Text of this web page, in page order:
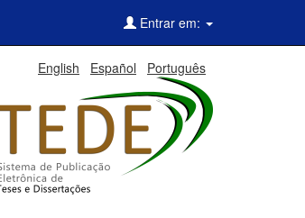
Entrar em:
English Español Português